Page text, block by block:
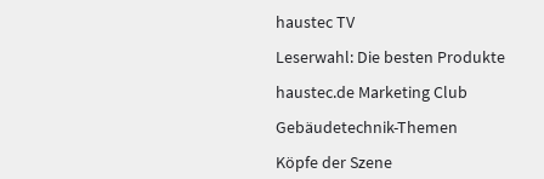
haustec TV
Leserwahl: Die besten Produkte
haustec.de Marketing Club
Gebäudetechnik-Themen
Köpfe der Szene